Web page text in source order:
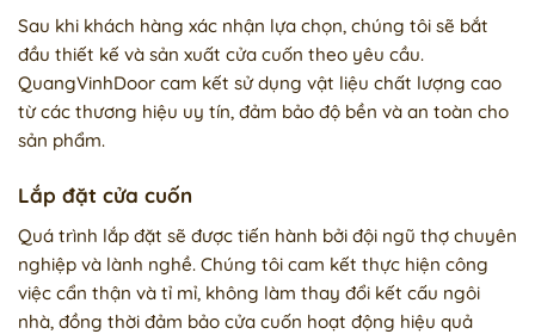
Sau khi khách hàng xác nhận lựa chọn, chúng tôi sẽ bắt
đầu thiết kế và sản xuất cửa cuốn theo yêu cầu.
QuangVinhDoor cam kết sử dụng vật liệu chất lượng cao
từ các thương hiệu uy tín, đảm bảo độ bền và an toàn cho
sản phẩm.
Lắp đặt cửa cuốn
Quá trình lắp đặt sẽ được tiến hành bởi đội ngũ thợ chuyên
nghiệp và lành nghề. Chúng tôi cam kết thực hiện công
việc cẩn thận và tỉ mỉ, không làm thay đổi kết cấu ngôi
nhà, đồng thời đảm bảo cửa cuốn hoạt động hiệu quả